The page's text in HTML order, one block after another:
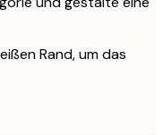
Rand, um das